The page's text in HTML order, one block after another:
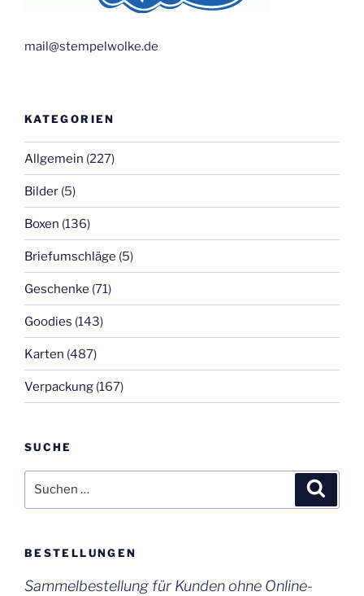
mail@stempelwolke.de
KATEGORIEN
Allgemein (227)
Bilder (5)
Boxen (136)
Briefumschläge (5)
Geschenke (71)
Goodies (143)
Karten (487)
Verpackung (167)
SUCHE
nach:
BESTELLUNGEN
Sammelbestellung für Kunden ohne Online-